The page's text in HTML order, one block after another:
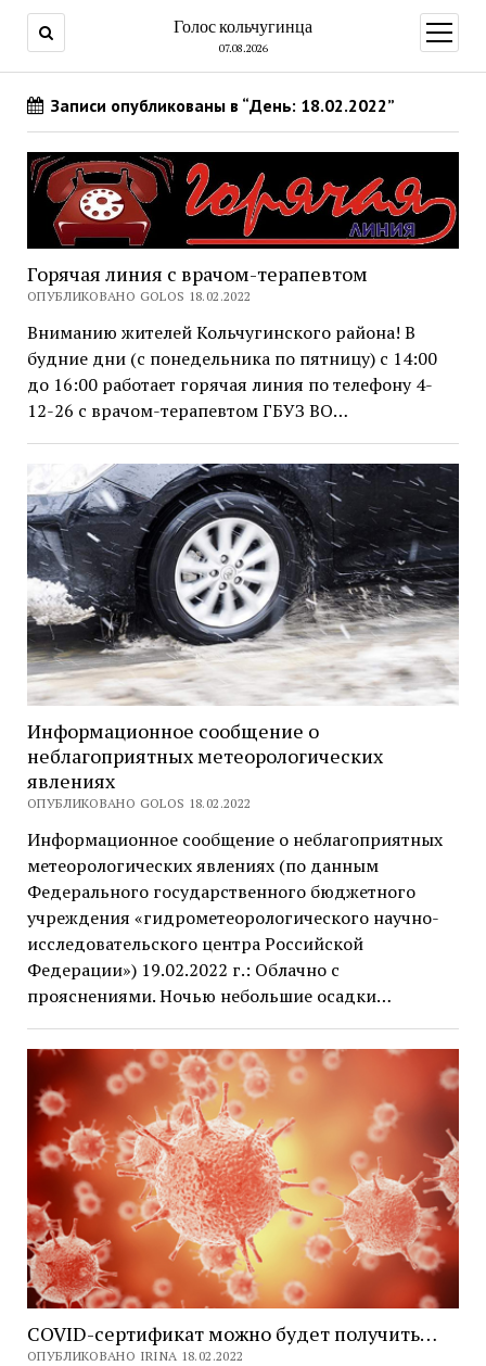
Голос кольчугинца
07.08.2026
меню
Записи опубликованы в “День: 18.02.2022”
Горячая линия с врачом-терапевтом
ОПУБЛИКОВАНО GOLOS 18.02.2022
Вниманию жителей Кольчугинского района! В
будние дни (с понедельника по пятницу) с 14:00
до 16:00 работает горячая линия по телефону 4-
12-26 с врачом-терапевтом ГБУЗ ВО…
Информационное сообщение о
неблагоприятных метеорологических
явлениях
ОПУБЛИКОВАНО GOLOS 18.02.2022
Информационное сообщение о неблагоприятных
метеорологических явлениях (по данным
Федерального государственного бюджетного
учреждения «гидрометеорологического научно-
исследовательского центра Российской
Федерации») 19.02.2022 г.: Облачно с
прояснениями. Ночью небольшие осадки…
COVID-сертификат можно будет получить…
ОПУБЛИКОВАНО IRINA 18.02.2022